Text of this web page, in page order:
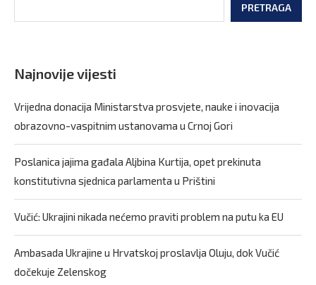
PRETRAGA
Najnovije vijesti
Vrijedna donacija Ministarstva prosvjete, nauke i inovacija
obrazovno-vaspitnim ustanovama u Crnoj Gori
Poslanica jajima gađala Aljbina Kurtija, opet prekinuta
konstitutivna sjednica parlamenta u Prištini
Vučić: Ukrajini nikada nećemo praviti problem na putu ka EU
Ambasada Ukrajine u Hrvatskoj proslavlja Oluju, dok Vučić
dočekuje Zelenskog